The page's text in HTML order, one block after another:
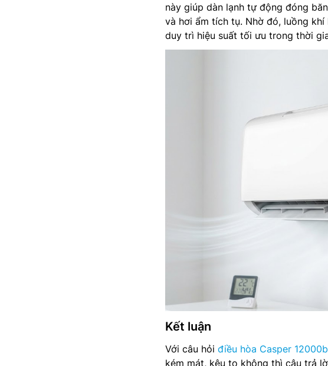
này giúp dàn lạnh tự động đóng
và hơi ẩm tích tụ. Nhờ đó, luồng
duy trì hiệu suất tối ưu trong thời
Kết luận
Với câu hỏi điều hòa Casper
kém mát, kêu to không thì câu trả